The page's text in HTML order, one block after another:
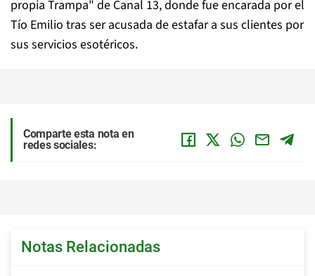
propia Trampa" de Canal 13, donde fue encarada por el
Tío Emilio tras ser acusada de estafar a sus clientes por
sus servicios esotéricos.
Comparte esta nota en
redes sociales:
Notas Relacionadas